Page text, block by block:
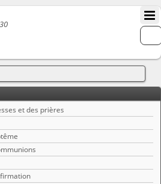
et des prières